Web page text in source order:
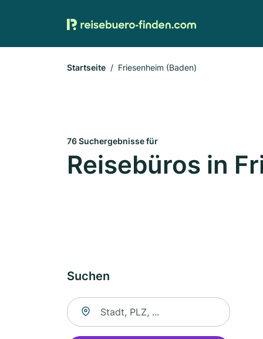
Startseite Friesenheim (Baden)
76 Suchergebnisse für
Reisebüros in
Suchen
Suche nach Ort